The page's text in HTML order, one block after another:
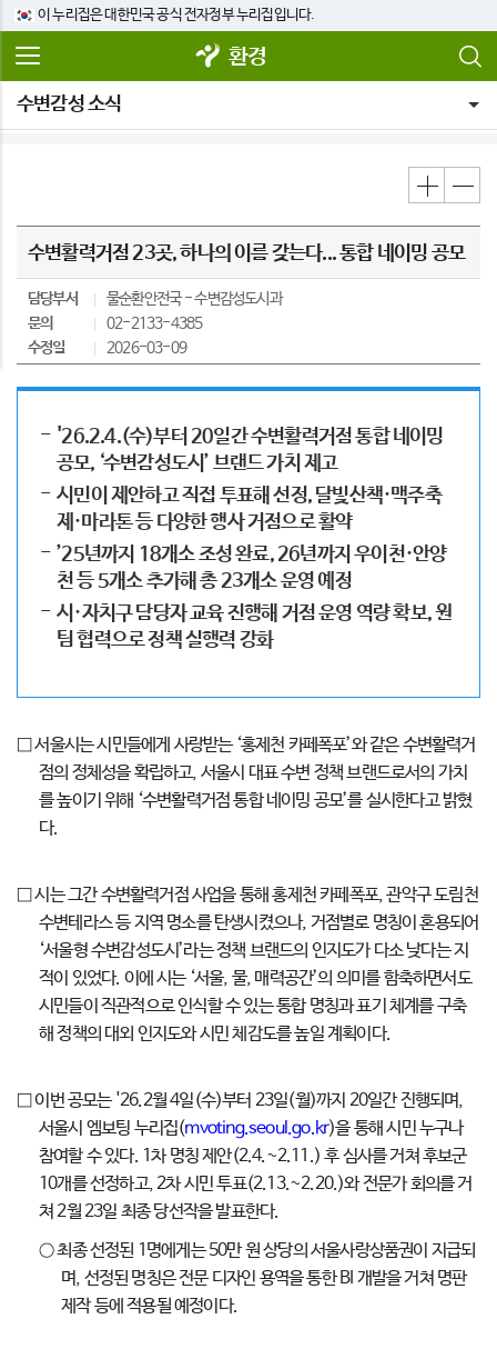
이 누리집은 대한민국 공식 전자정부 누리집입니다.
환경
수변감성 소식
수변활력거점 23곳, 하나의 이름 갖는다... 통합 네이밍 공모
담당부서 물순환안전국
수변감성도시과
문의
02-2133-4385
수정일
2026-03-09
'26.2.4.(수)부터 20일간 수변활력거점 통합 네이밍
공모, ‘수변감성도시’ 브랜드 가치 제고
시민이 제안하고 직접 투표해 선정, 달빛산책·맥주축
제·마라톤 등 다양한 행사 거점으로 활약
’25년까지 18개소 조성 완료, 26년까지 우이천·안양
천 등 5개소 추가해 총 23개소 운영 예정
시·자치구 담당자 교육 진행해 거점 운영 역량 확보, 원
팀 협력으로 정책 실행력 강화
□ 서울시는 시민들에게 사랑받는 ‘홍제천 카페폭포’와 같은 수변활력거
점의 정체성을 확립하고, 서울시 대표 수변 정책 브랜드로서의 가치
를 높이기 위해 ‘수변활력거점 통합 네이밍 공모’를 실시한다고 밝혔
다.
□ 시는 그간 수변활력거점 사업을 통해 홍제천 카페폭포, 관악구 도림천
수변테라스 등 지역 명소를 탄생시켰으나, 거점별로 명칭이 혼용되어
‘서울형 수변감성도시’라는 정책 브랜드의 인지도가 다소 낮다는 지
적이 있었다. 이에 시는 ‘서울, 물, 매력공간’의 의미를 함축하면서도
시민들이 직관적으로 인식할 수 있는 통합 명칭과 표기 체계를 구축
해 정책의 대외 인지도와 시민 체감도를 높일 계획이다.
□ 이번 공모는 '26.2월 4일(수)부터 23일(월)까지 20일간 진행되며,
서울시 엠보팅 누리집(mvoting.seoul.go.kr)을 통해 시민 누구나
참여할 수 있다. 1차 명칭 제안(2.4.~2.11.) 후 심사를 거쳐 후보군
10개를 선정하고, 2차 시민 투표(2.13.~2.20.)와 전문가 회의를 거
쳐 2월 23일 최종 당선작을 발표한다.
○ 최종 선정된 1명에게는 50만 원 상당의 서울사랑상품권이 지급되
며, 선정된 명칭은 전문 디자인 용역을 통한 BI 개발을 거쳐 명판
제작 등에 적용될 예정이다.